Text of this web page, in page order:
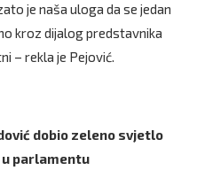
je naša uloga da se jedan
kroz dijalog predstavnika
– rekla je Pejović.
dobio zeleno svjetlo
u parlamentu